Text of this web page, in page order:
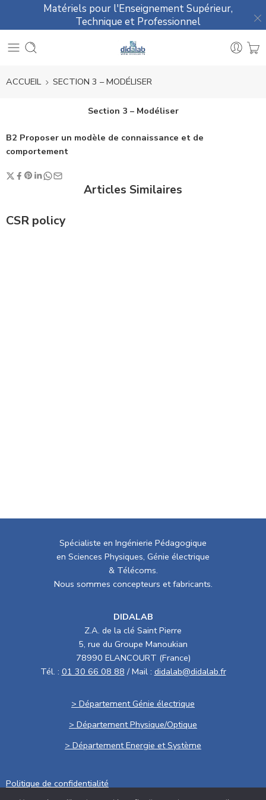
Matériels pour l'Enseignement Supérieur,
Technique et Professionnel
ACCUEIL SECTION 3 – MODÉLISER
Section 3 – Modéliser
B2 Proposer un modèle de connaissance et de
comportement
Articles Similaires
CSR policy
Spécialiste en Ingénierie Pédagogique
en Sciences Physiques, Génie électrique
& Télécoms.
Nous sommes concepteurs et fabricants.
DIDALAB
Z.A. de la clé Saint Pierre
5, rue du Groupe Manoukian
78990 ELANCOURT (France)
Tél. : 01 30 66 08 88 / Mail : didalab@didalab.fr
> Département Génie électrique
> Département Physique/Optique
> Département Energie et Système
Politique de confidentialité